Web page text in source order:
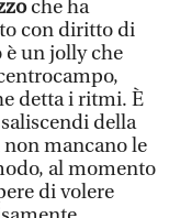
che ha
con diritto di
è un jolly che
detta i ritmi. È
della
mancano le
al momento
di volere